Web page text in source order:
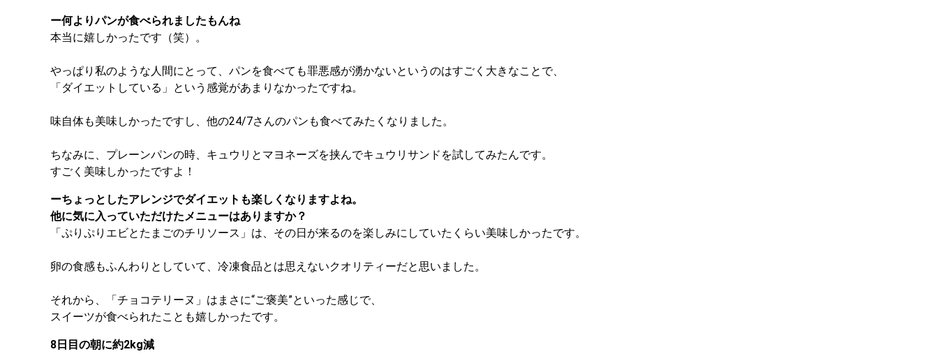
ー何よりパンが食べられましたもんね
本当に嬉しかったです（笑）。
やっぱり私のような人間にとって、パンを食べても罪悪感が湧かないというのはすごく大きなことで、
「ダイエットしている」という感覚があまりなかったですね。
味自体も美味しかったですし、他の24/7さんのパンも食べてみたくなりました。
ちなみに、プレーンパンの時、キュウリとマヨネーズを挟んでキュウリサンドを試してみたんです。
すごく美味しかったですよ！
ーちょっとしたアレンジでダイエットも楽しくなりますよね。
他に気に入っていただけたメニューはありますか？
「ぷりぷりエビとたまごのチリソース」は、その日が来るのを楽しみにしていたくらい美味しかったです。
卵の食感もふんわりとしていて、冷凍食品とは思えないクオリティーだと思いました。
それから、「チョコテリーヌ」はまさに“ご褒美”といった感じで、
スイーツが食べられたことも嬉しかったです。
8日目の朝に約2kg減